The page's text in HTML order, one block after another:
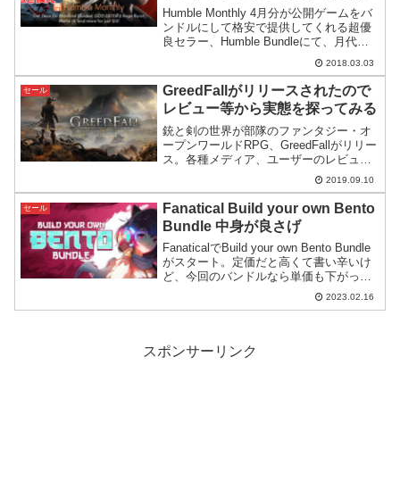
イーター2もホントはあるけど日
本はおま国なので5$クーポン配布
Humble Monthly 4月分が公開ゲームをバ
ンドルにして格安で提供してくれる超優
良セラー、Humble Bundleにて、月代わ
りのバンドルパック、Humble Monthly
2018年4月分の内容の一部が公開されま
した。セールペ...
2018.03.03
セール
GreedFallがリリースされたので
レビュー等から実態を探ってみる
銃と剣の世界が部隊のファンタジー・オ
ープンワールドRPG、GreedFallがリリー
ス。各種メディア、ユーザーのレビュー
からどんな感じのゲームなのかを探って
みたいと思います。+GMGでのセール情
報も。
2019.09.10
セール
Fanatical Build your own Bento
Bundle 中身が良さげ
FanaticalでBuild your own Bento Bundle
がスタート。定価だと高くて書い辛いけ
ど、今回のバンドルなら単価も下がって
買いやすい…というようなゲームが集め
2023.02.16
スポンサーリンク